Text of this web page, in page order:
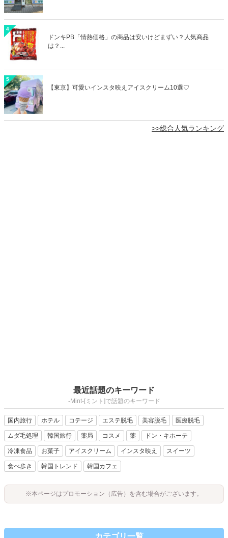
4
ドンキPB「情熱価格」の商品は安いけどまずい？人気商品
は？...
5
【東京】可愛いインスタ映えアイスクリーム10選♡
>>総合人気ランキング
最近話題のキーワード
-Mint-[ミント]で話題のキーワード
国内旅行 ホテル コテージ エステ脱毛 美容脱毛 医療脱毛
ムダ毛処理 韓国旅行 薬局 コスメ 薬 ドン・キホーテ
冷凍食品 お菓子 アイスクリーム インスタ映え スイーツ
食べ歩き 韓国トレンド 韓国カフェ
※本ページはプロモーション（広告）を含む場合がございます。